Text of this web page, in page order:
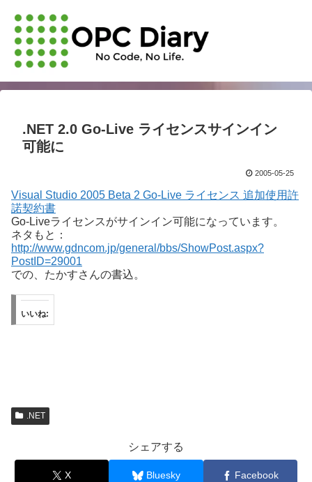
.NET 2.0 Go-Live ライセンスサインイン
可能に
2005-05-25
Visual Studio 2005 Beta 2 Go-Live ライセンス 追加使用許
諾契約書
Go-Liveライセンスがサインイン可能になっています。
ネタもと：
http://www.gdncom.jp/general/bbs/ShowPost.aspx?
PostID=29001
での、たかすさんの書込。
いいね:
.NET
シェアする
X Bluesky Facebook